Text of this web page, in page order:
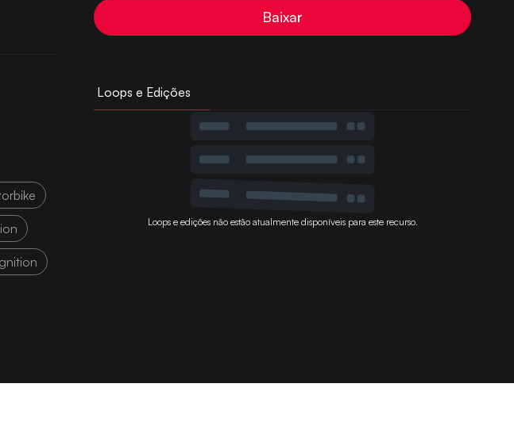
Baixar
Loops e Edições
Loops e edições não estão atualmente disponíveis para este recurso.